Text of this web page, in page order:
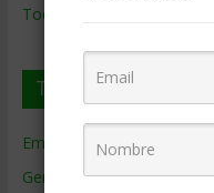
Todos los Temas
Temas de Gerencia
Empresas de Gerencia
Gerencia(9.477)